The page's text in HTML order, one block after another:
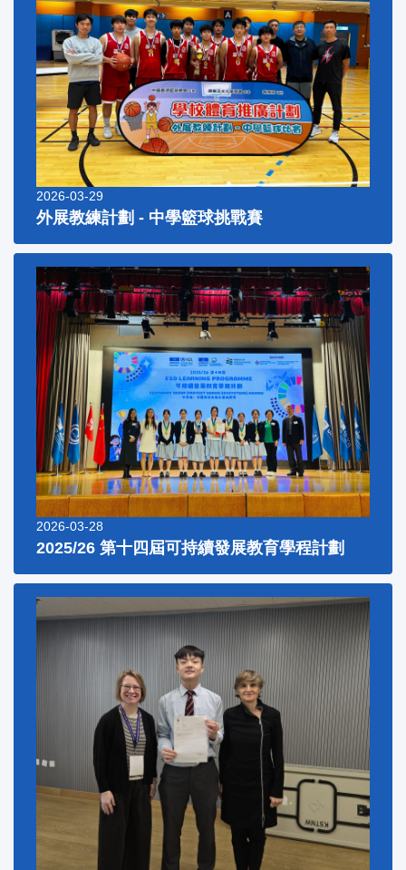
2026-03-29
外展教練計劃 - 中學籃球挑戰賽
2026-03-28
2025/26 第十四屆可持續發展教育學程計劃